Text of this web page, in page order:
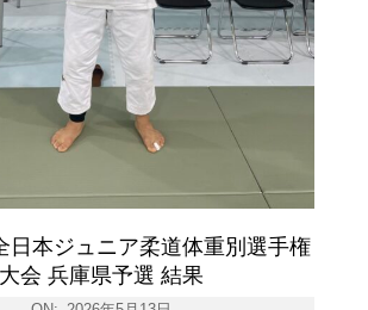
日本ジュニア柔道体重別選手権
大会 兵庫県予選 結果